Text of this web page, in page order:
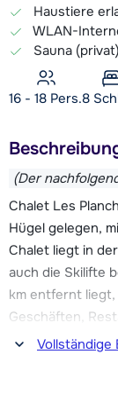
Haustiere
WLAN-
Sauna (privat)
16 - 18 Pers.8
(Der
Chalet Les
Hügel gelegen,
Chalet liegt in
auch die Skilifte
km entfernt liegt,
Geschäften,
Skilift von
Vollständige